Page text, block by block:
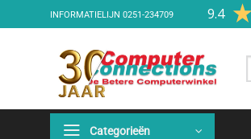
naar
INFORMATIELIJN 0251-234709 9.4
Categorieën